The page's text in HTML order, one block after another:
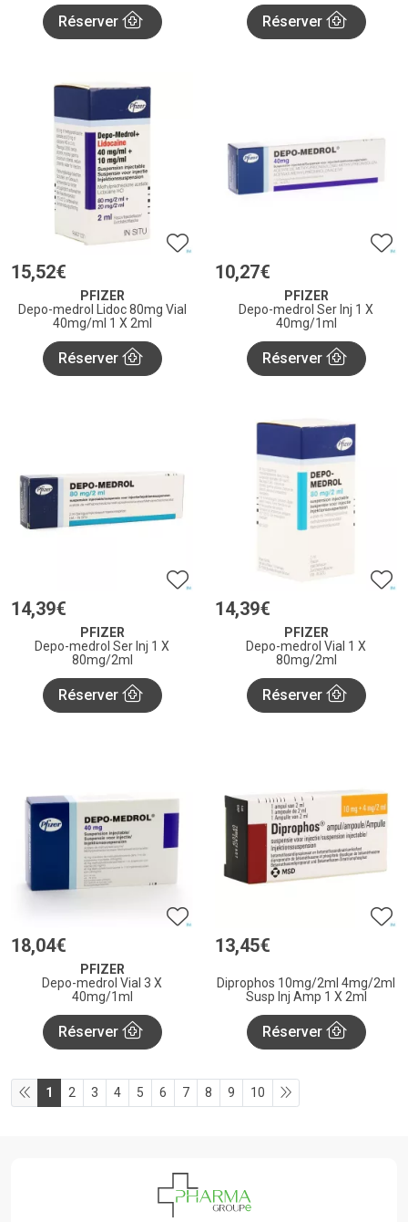
Réserver Réserver
15,52€
PFIZER
Depo-medrol Lidoc 80mg Vial
40mg/ml 1 X 2ml
Réserver
10,27€
PFIZER
Depo-medrol Ser Inj 1 X
40mg/1ml
Réserver
14,39€
PFIZER
Depo-medrol Ser Inj 1 X
80mg/2ml
Réserver
14,39€
PFIZER
Depo-medrol Vial 1 X
80mg/2ml
Réserver
18,04€
PFIZER
Depo-medrol Vial 3 X
40mg/1ml
Réserver
13,45€
Diprophos 10mg/2ml 4mg/2ml
Susp Inj Amp 1 X 2ml
Réserver
1 2 3 4 5 6 7 8 9 10